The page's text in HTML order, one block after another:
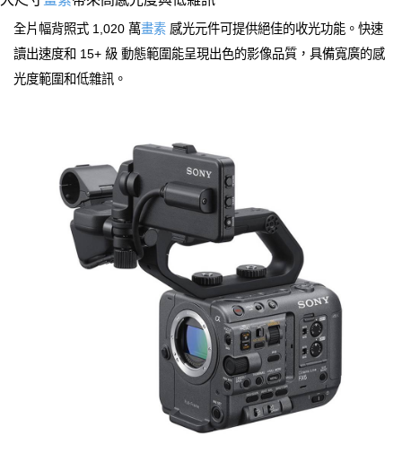
全片幅背照式 1,020 萬畫素 感光元件可提供絕佳的收光功能。快速
讀出速度和 15+ 級 動態範圍能呈現出色的影像品質，具備寬廣的感
光度範圍和低雜訊。